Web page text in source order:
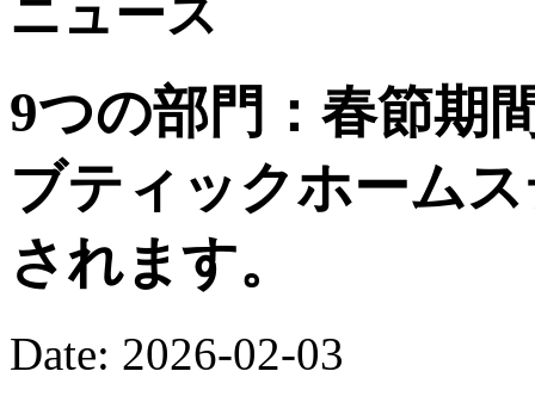
ニュース
9つの部門：春節期
ブティックホーム
されます。
Date: 2026-02-03